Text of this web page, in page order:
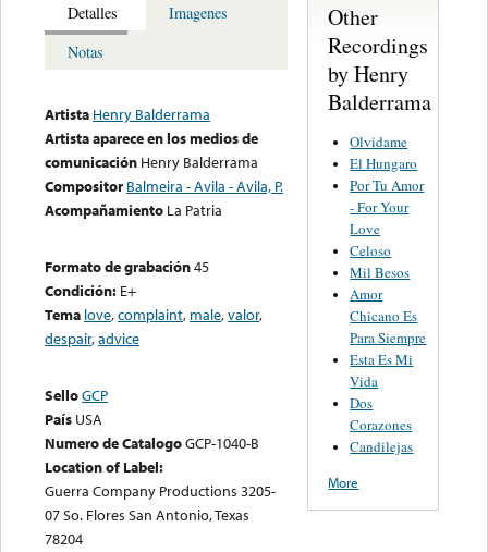
Detalles
Imagenes
Notas
Artista Henry Balderrama
Artista aparece en los medios de
comunicación Henry Balderrama
Compositor Balmeira - Avila - Avila, P.
Acompañamiento La Patria
Formato de grabación45
Condición: E+
Tema love,complaint, male,valor,
despair,advice
SelloGCP
País USA
Numero de CatalogoGCP-1040-B
Location of Label:
Guerra Company Productions 3205-
07 So. Flores San Antonio, Texas
78204
Other
Recordings
by Henry
Balderrama
Olvidame
El Hungaro
Por Tu Amor
- For Your
Love
Celoso
Mil Besos
Amor
Chicano Es
Para Siempre
Esta Es Mi
Vida
Dos
Corazones
Candilejas
More